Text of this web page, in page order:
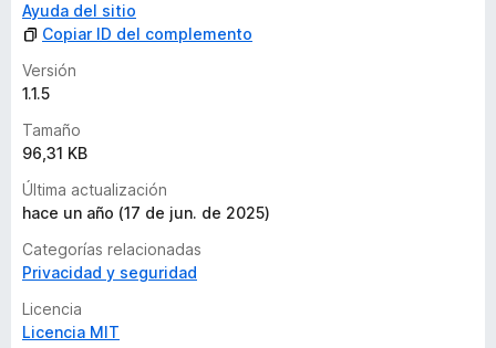
Ayuda del sitio
Copiar ID del complemento
Versión
1.1.5
Tamaño
96,31 KB
Última actualización
hace un año (17 de jun. de 2025)
Categorías relacionadas
Privacidad y seguridad
Licencia
Licencia MIT